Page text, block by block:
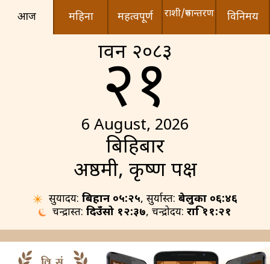
आज महिना महत्वपूर्ण राशी/रुपान्तरण विनिमय
श्रावन २०८३
२१
6 August, 2026
बिहिबार
अष्ठमी, कृष्ण पक्ष
सुर्योदय:बिहान ०५:२५, सुर्यास्त:बेलुका ०६:४६
चन्द्रास्त:दिउँसो १२:३७, चन्द्रोदय:रात्रि ११:२१